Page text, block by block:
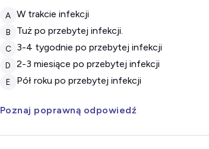
A w trakcie infekcji
B tuż po przebytej infekcji.
C 3-4 tygodnie po przebytej infekcji
D 2-3 miesiące po przebytej infekcji
E pół roku po przebytej infekcji
Poznaj poprawną odpowiedź